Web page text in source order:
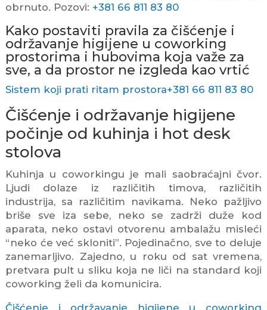
obrnuto. Pozovi: +381 66 811 83 80
Kako postaviti pravila za čišćenje i
održavanje higijene u coworking
prostorima i hubovima koja važe za
sve, a da prostor ne izgleda kao vrtić
Sistem koji prati ritam prostora+381 66 811 83 80
Čišćenje i održavanje higijene
počinje od kuhinja i hot desk
stolova
Kuhinja u coworkingu je mali saobraćajni čvor.
Ljudi dolaze iz različitih timova, različitih
industrija, sa različitim navikama. Neko pažljivo
briše sve iza sebe, neko se zadrži duže kod
aparata, neko ostavi otvorenu ambalažu misleći
“neko će već skloniti”. Pojedinačno, sve to deluje
zanemarljivo. Zajedno, u roku od sat vremena,
pretvara pult u sliku koja ne liči na standard koji
coworking želi da komunicira.